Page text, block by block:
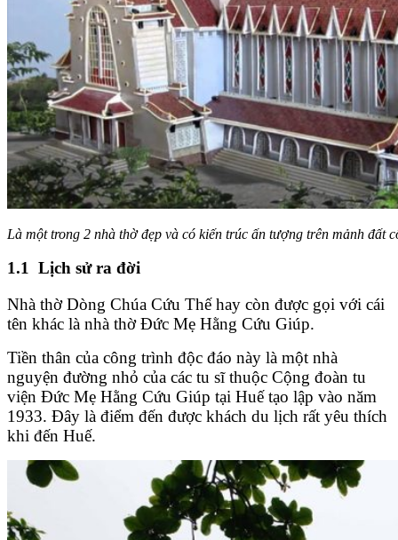
Là một trong 2 nhà thờ đẹp và có kiến trúc ấn tượng trên mảnh đất
1.1 Lịch sử ra đời
Nhà thờ Dòng Chúa Cứu Thế hay còn được gọi với cái
tên khác là nhà thờ Đức Mẹ Hằng Cứu Giúp.
Tiền thân của công trình độc đáo này là một nhà
nguyện đường nhỏ của các tu sĩ thuộc Cộng đoàn tu
viện Đức Mẹ Hằng Cứu Giúp tại Huế tạo lập vào năm
1933. Đây là điểm đến được khách du lịch rất yêu thích
khi đến Huế.